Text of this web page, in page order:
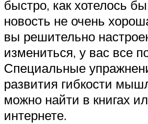
быстро, как хотелось
новость не очень
вы решительно
измениться, у вас все
Специальные
развития гибкости
можно найти в книгах
интернете.